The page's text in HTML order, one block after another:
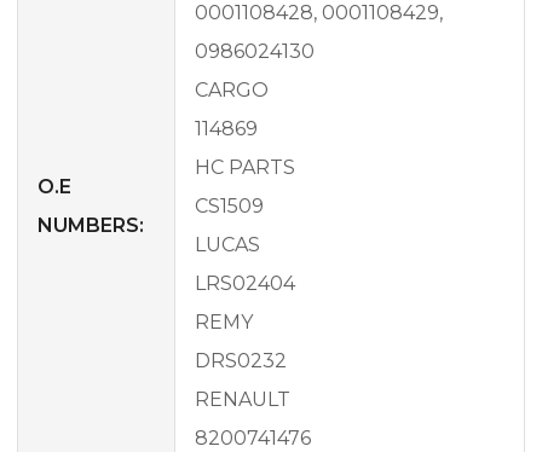
O.E
NUMBERS:
0001108428, 0001108429,
0986024130
CARGO
114869
HC PARTS
CS1509
LUCAS
LRS02404
REMY
DRS0232
RENAULT
8200741476